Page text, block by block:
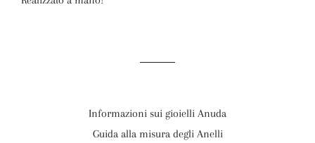
Informazioni sui gioielli Anuda
Guida alla misura degli Anelli